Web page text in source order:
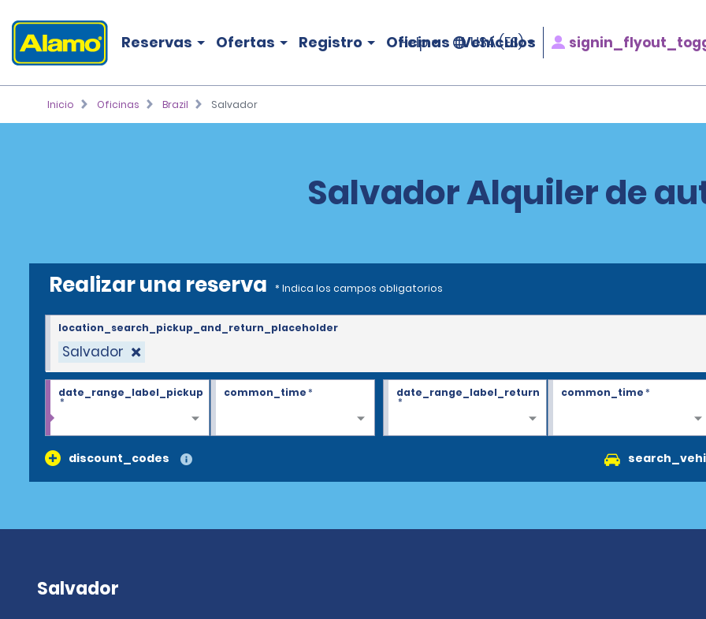
Reservas Ofertas Registro Oficinas Vehículos
Help USA (ES)
Inicio Oficinas Brazil Salvador
Salvador Alquiler de
Realizar una reserva * Indica los campos obligatorios
Salvador
location_search_pickup_and_return_placeholder
date_range_label_pickup
*
common_time* date_range_label_return
*
common_time*
discount_codes
Salvador